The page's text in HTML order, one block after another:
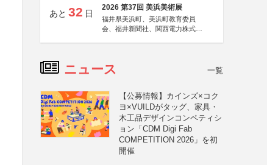
あと 32 日
2026 第37回 美浜美術展
福井県美浜町、美浜町教育委員
会、福井新聞社、関西電力株式会
ニュース 一覧
【公募情報】カインズ×コク
ヨ×VUILDがタッグ、家具・
木工品デザインコンペティシ
ョン「CDM Digi Fab
COMPETITION 2026」を初
開催